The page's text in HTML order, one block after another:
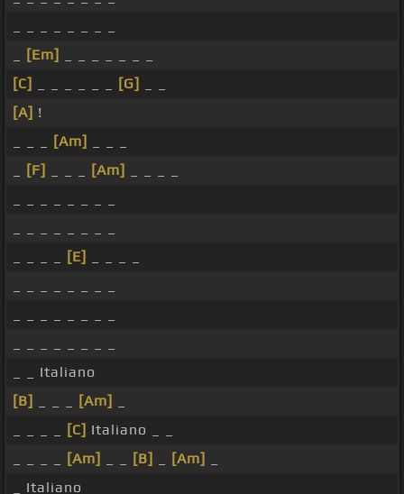
[Em]
[C]
[G]
[A] !
[Am]
[F] [Am]
[E]
_ _ Italiano
[B]
[Am]
[C] Italiano _ _
[Am] [B] [Am]
_ Italiano